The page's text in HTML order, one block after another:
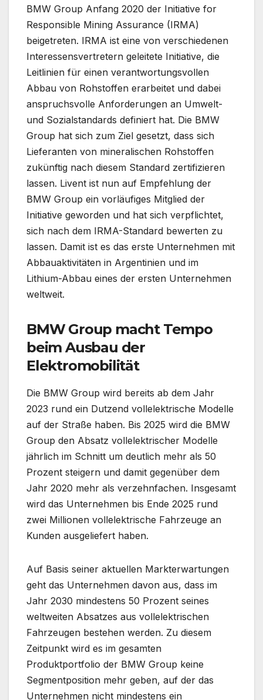
BMW Group Anfang 2020 der Initiative for
Responsible Mining Assurance (IRMA)
beigetreten. IRMA ist eine von verschiedenen
Interessensvertretern geleitete Initiative, die
Leitlinien für einen verantwortungsvollen
Abbau von Rohstoffen erarbeitet und dabei
anspruchsvolle Anforderungen an Umwelt-
und Sozialstandards definiert hat. Die BMW
Group hat sich zum Ziel gesetzt, dass sich
Lieferanten von mineralischen Rohstoffen
zukünftig nach diesem Standard zertifizieren
lassen. Livent ist nun auf Empfehlung der
BMW Group ein vorläufiges Mitglied der
Initiative geworden und hat sich verpflichtet,
sich nach dem IRMA-Standard bewerten zu
lassen. Damit ist es das erste Unternehmen mit
Abbauaktivitäten in Argentinien und im
Lithium-Abbau eines der ersten Unternehmen
weltweit.
BMW Group macht Tempo
beim Ausbau der
Elektromobilität
Die BMW Group wird bereits ab dem Jahr
2023 rund ein Dutzend vollelektrische Modelle
auf der Straße haben. Bis 2025 wird die BMW
Group den Absatz vollelektrischer Modelle
jährlich im Schnitt um deutlich mehr als 50
Prozent steigern und damit gegenüber dem
Jahr 2020 mehr als verzehnfachen. Insgesamt
wird das Unternehmen bis Ende 2025 rund
zwei Millionen vollelektrische Fahrzeuge an
Kunden ausgeliefert haben.
Auf Basis seiner aktuellen Markterwartungen
geht das Unternehmen davon aus, dass im
Jahr 2030 mindestens 50 Prozent seines
weltweiten Absatzes aus vollelektrischen
Fahrzeugen bestehen werden. Zu diesem
Zeitpunkt wird es im gesamten
Produktportfolio der BMW Group keine
Segmentposition mehr geben, auf der das
Unternehmen nicht mindestens ein